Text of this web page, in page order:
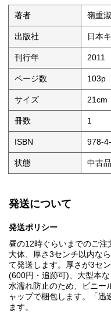
著者 嶺重
出版社 日本
刊行年 2011
ページ数 103p
サイズ 21cm
冊数 1
ISBN 978-
状態 中古
発送について
発送ポリシー
昼の12時ぐらいまでのご注
大体、厚さ3センチ以内な
て発送します。厚さが3セ
(600円・追跡可)、大型本
水濡れ防止のため、ビニー
ャップで梱包します。「迅
ます。